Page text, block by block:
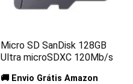
Micro SD SanDisk 128GB
Ultra microSDXC 120Mb/s
🚚 Envio Grátis Amazon